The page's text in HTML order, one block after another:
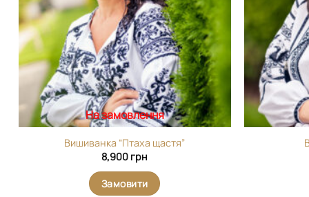
На замовлення
Вишиванка “Птаха щастя”
8,900 грн
Замовити